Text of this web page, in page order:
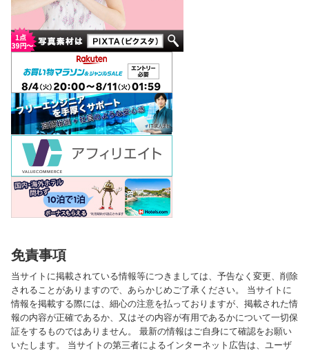
免責事項
当サイトに掲載されている情報等につきましては、予告なく変更、削除
されることがありますので、あらかじめご了承ください。 当サイトに
情報を掲載する際には、細心の注意を払っておりますが、掲載された情
報の内容が正確であるか、又はその内容が有用であるかについて一切保
証をするものではありません。 最新の情報はご自身にて確認をお願い
いたします。 当サイトの第三者によるインターネット広告は、ユーザ